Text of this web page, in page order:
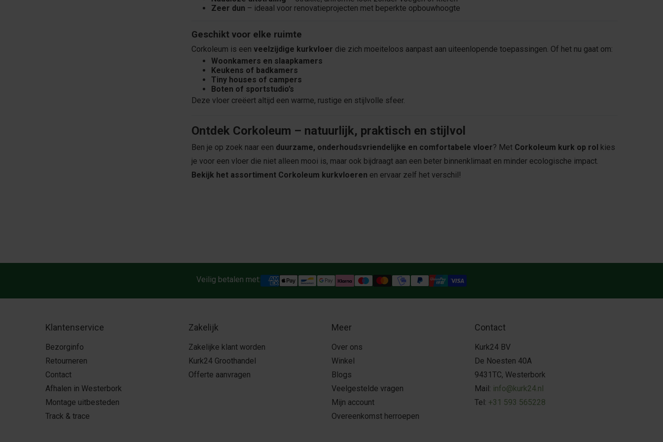
Zeer dun – ideaal voor renovatieprojecten met beperkte opbouwhoogte
Geschikt voor elke ruimte
Corkoleum is een veelzijdige kurkvloer die zich moeiteloos aanpast aan uiteenlopende toepassingen. Of het nu gaat om:
Woonkamers en slaapkamers
Keukens of badkamers
Tiny houses of campers
Boten of sportstudio’s
Deze vloer creëert altijd een warme, rustige en stijlvolle sfeer.
Ontdek Corkoleum – natuurlijk, praktisch en stijlvol
Ben je op zoek naar een duurzame, onderhoudsvriendelijke en comfortabele vloer? Met Corkoleum kurk op rol kies
je voor een vloer die niet alleen mooi is, maar ook bijdraagt aan een beter binnenklimaat en minder ecologische impact.
Bekijk het assortiment Corkoleum kurkvloeren en ervaar zelf het verschil!
Veilig betalen met:
Klantenservice
Bezorginfo
Retourneren
Contact
Afhalen in Westerbork
Montage uitbesteden
Track & trace
Zakelijk
Zakelijke klant worden
Kurk24 Groothandel
Offerte aanvragen
Meer
Over ons
Winkel
Blogs
Veelgestelde vragen
Mijn account
Overeenkomst herroepen
Contact
Kurk24 BV
De Noesten 40A
9431TC, Westerbork
Mail: info@kurk24.nl
Tel: +31 593 565228